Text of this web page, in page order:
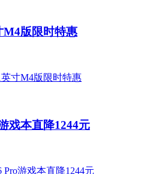
M4版限时特惠
戏本直降1244元